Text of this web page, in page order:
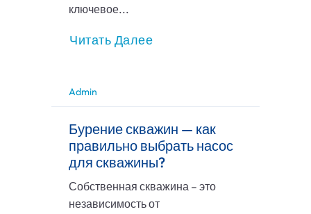
ключевое...
Читать Далее
Admin
Бурение скважин — как
правильно выбрать насос
для скважины?
Собственная скважина – это
независимость от